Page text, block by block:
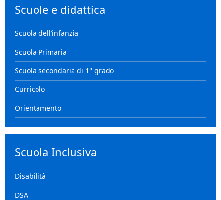
Scuole e didattica
Scuola dell’infanzia
Scuola Primaria
Scuola secondaria di 1° grado
Curricolo
Orientamento
Scuola Inclusiva
Disabilità
DSA